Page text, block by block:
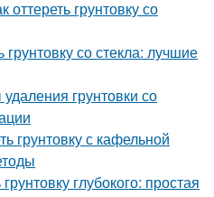
оттереть грунтовку со
со стекла: лучшие
грунтовки со
грунтовку с кафельной
глубокого: простая